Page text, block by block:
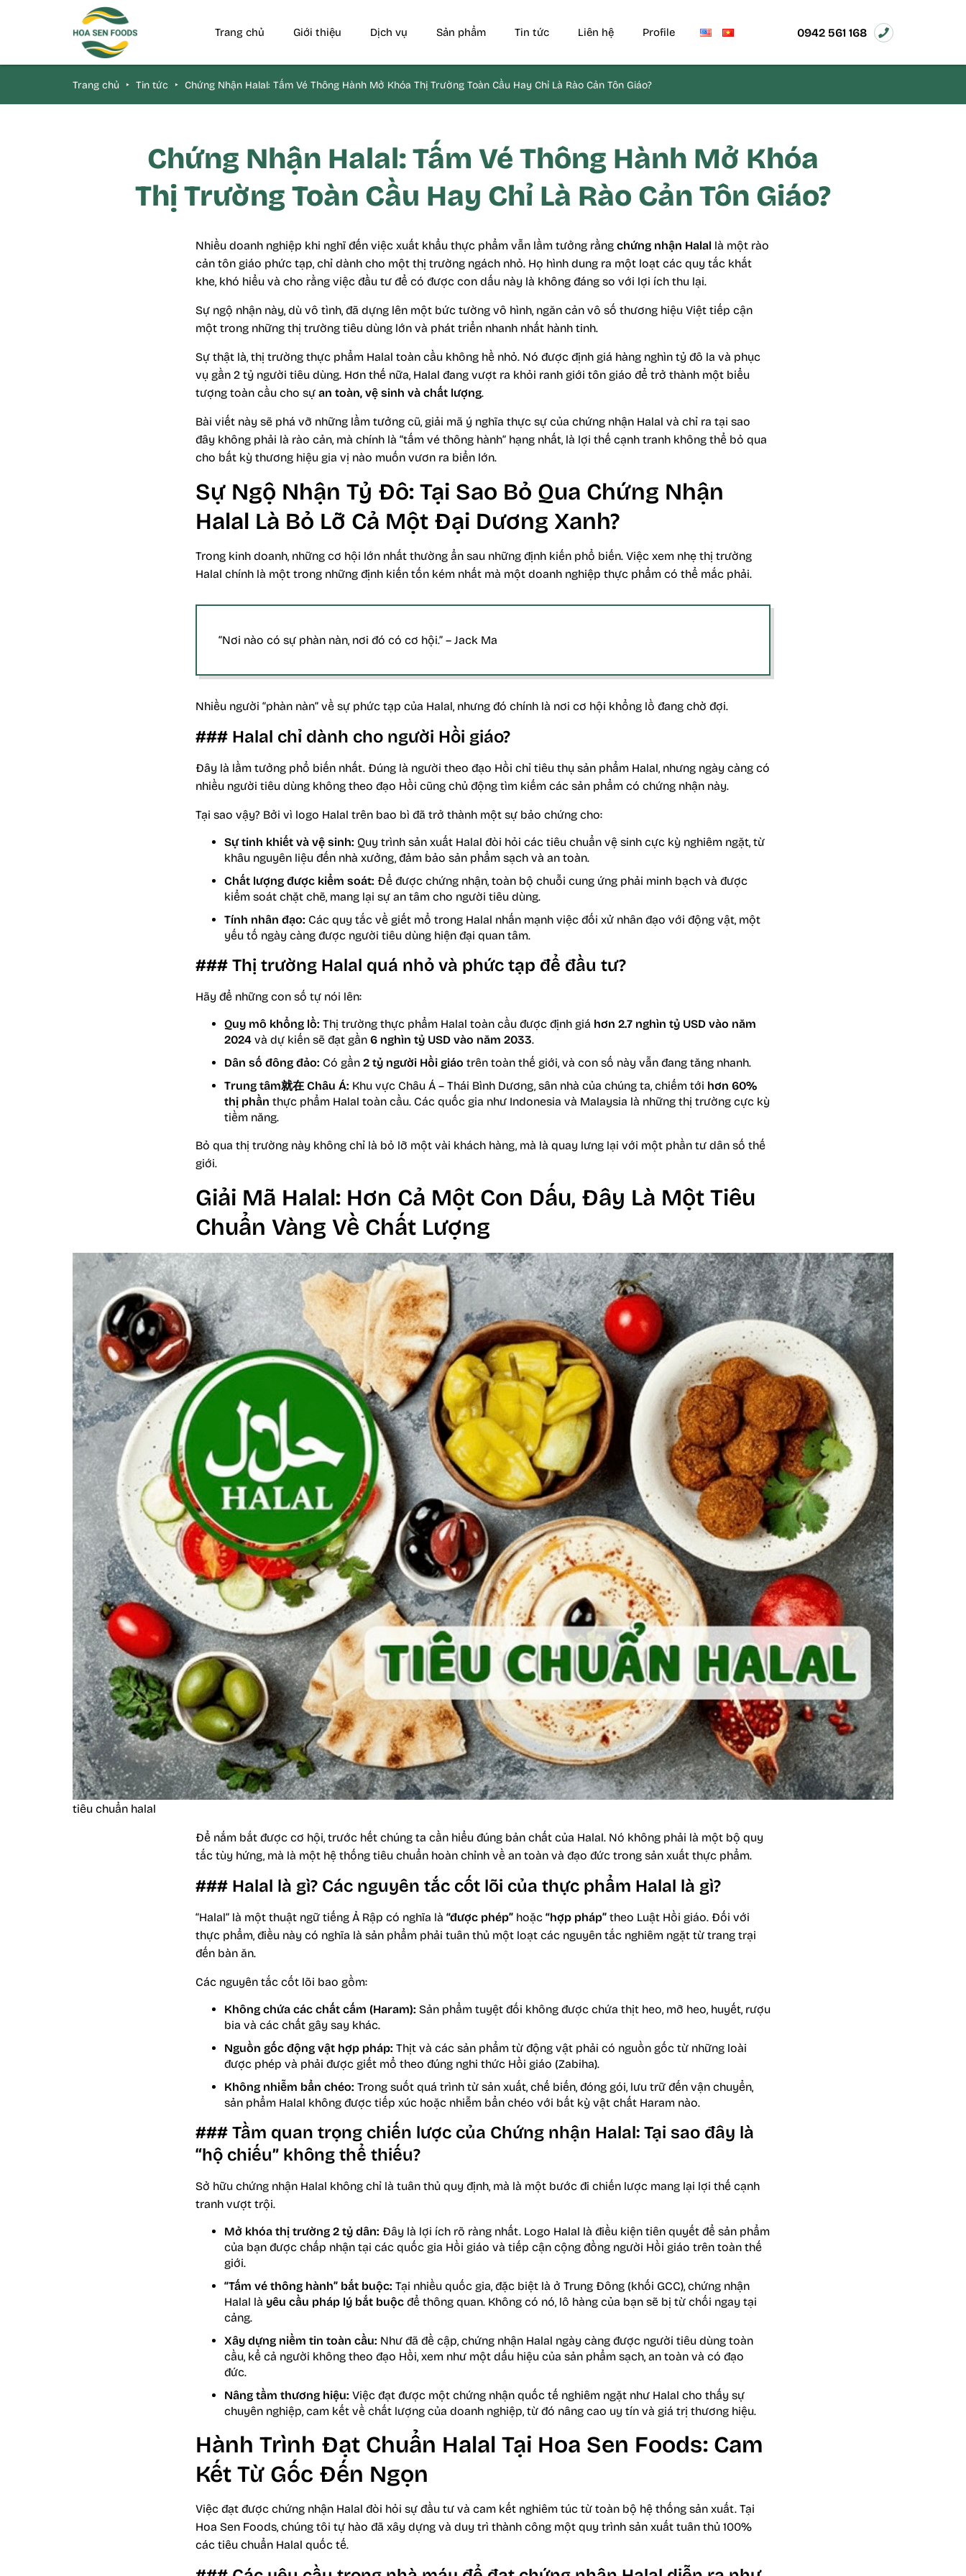
Trang chủ Giới thiệu Dịch vụ Sản phẩm Tin tức Liên hệ Profile 0942 561 168
Trang chủ ‣ Tin tức ‣ Chứng Nhận Halal: Tấm Vé Thông Hành Mở Khóa Thị Trường Toàn Cầu Hay Chỉ Là Rào Cản Tôn Giáo?
Chứng Nhận Halal: Tấm Vé Thông Hành Mở Khóa
Thị Trường Toàn Cầu Hay Chỉ Là Rào Cản Tôn Giáo?
Nhiều doanh nghiệp khi nghĩ đến việc xuất khẩu thực phẩm vẫn lầm tưởng rằng chứng nhận Halallà một rào
cản tôn giáo phức tạp, chỉ dành cho một thị trường ngách nhỏ. Họ hình dung ra một loạt các quy tắc khắt
khe, khó hiểu và cho rằng việc đầu tư để có được con dấu này là không đáng so với lợi ích thu lại.
Sự ngộ nhận này, dù vô tình, đã dựng lên một bức tường vô hình, ngăn cản vô số thương hiệu Việt tiếp cận
một trong những thị trường tiêu dùng lớn và phát triển nhanh nhất hành tinh.
Sự thật là, thị trường thực phẩm Halal toàn cầu không hề nhỏ. Nó được định giá hàng nghìn tỷ đô la và phục
vụ gần 2 tỷ người tiêu dùng. Hơn thế nữa, Halal đang vượt ra khỏi ranh giới tôn giáo để trở thành một biểu
tượng toàn cầu cho sự an toàn, vệ sinh và chất lượng.
Bài viết này sẽ phá vỡ những lầm tưởng cũ, giải mã ý nghĩa thực sự của chứng nhận Halal và chỉ ra tại sao
đây không phải là rào cản, mà chính là “tấm vé thông hành” hạng nhất, là lợi thế cạnh tranh không thể bỏ qua
cho bất kỳ thương hiệu gia vị nào muốn vươn ra biển lớn.
Sự Ngộ Nhận Tỷ Đô: Tại Sao Bỏ Qua Chứng Nhận
Halal Là Bỏ Lỡ Cả Một Đại Dương Xanh?
Trong kinh doanh, những cơ hội lớn nhất thường ẩn sau những định kiến phổ biến. Việc xem nhẹ thị trường
Halal chính là một trong những định kiến tốn kém nhất mà một doanh nghiệp thực phẩm có thể mắc phải.
“Nơi nào có sự phàn nàn, nơi đó có cơ hội.” – Jack Ma
Nhiều người “phàn nàn” về sự phức tạp của Halal, nhưng đó chính là nơi cơ hội khổng lồ đang chờ đợi.
### Halal chỉ dành cho người Hồi giáo?
Đây là lầm tưởng phổ biến nhất. Đúng là người theo đạo Hồi chỉ tiêu thụ sản phẩm Halal, nhưng ngày càng có
nhiều người tiêu dùng không theo đạo Hồi cũng chủ động tìm kiếm các sản phẩm có chứng nhận này.
Tại sao vậy? Bởi vì logo Halal trên bao bì đã trở thành một sự bảo chứng cho:
Sự tinh khiết và vệ sinh: Quy trình sản xuất Halal đòi hỏi các tiêu chuẩn vệ sinh cực kỳ nghiêm ngặt, từ
khâu nguyên liệu đến nhà xưởng, đảm bảo sản phẩm sạch và an toàn.
Chất lượng được kiểm soát: Để được chứng nhận, toàn bộ chuỗi cung ứng phải minh bạch và được
kiểm soát chặt chẽ, mang lại sự an tâm cho người tiêu dùng.
Tính nhân đạo: Các quy tắc về giết mổ trong Halal nhấn mạnh việc đối xử nhân đạo với động vật, một
yếu tố ngày càng được người tiêu dùng hiện đại quan tâm.
### Thị trường Halal quá nhỏ và phức tạp để đầu tư?
Hãy để những con số tự nói lên:
Quy mô khổng lồ: Thị trường thực phẩm Halal toàn cầu được định giá hơn 2.7 nghìn tỷ USD vào năm
2024và dự kiến sẽ đạt gần 6 nghìn tỷ USD vào năm 2033.
Dân số đông đảo: Có gần 2 tỷ người Hồi giáo trên toàn thế giới, và con số này vẫn đang tăng nhanh.
Trung tâm就在 Châu Á: Khu vực Châu Á – Thái Bình Dương, sân nhà của chúng ta, chiếm tới hơn 60%
thị phần thực phẩm Halal toàn cầu. Các quốc gia như Indonesia và Malaysia là những thị trường cực kỳ
tiềm năng.
Bỏ qua thị trường này không chỉ là bỏ lỡ một vài khách hàng, mà là quay lưng lại với một phần tư dân số thế
giới.
Giải Mã Halal: Hơn Cả Một Con Dấu, Đây Là Một Tiêu
Chuẩn Vàng Về Chất Lượng
tiêu chuẩn halal
Để nắm bắt được cơ hội, trước hết chúng ta cần hiểu đúng bản chất của Halal. Nó không phải là một bộ quy
tắc tùy hứng, mà là một hệ thống tiêu chuẩn hoàn chỉnh về an toàn và đạo đức trong sản xuất thực phẩm.
### Halal là gì? Các nguyên tắc cốt lõi của thực phẩm Halal là gì?
“Halal” là một thuật ngữ tiếng Ả Rập có nghĩa là “được phép”hoặc “hợp pháp”theo Luật Hồi giáo. Đối với
thực phẩm, điều này có nghĩa là sản phẩm phải tuân thủ một loạt các nguyên tắc nghiêm ngặt từ trang trại
đến bàn ăn.
Các nguyên tắc cốt lõi bao gồm:
Không chứa các chất cấm (Haram): Sản phẩm tuyệt đối không được chứa thịt heo, mỡ heo, huyết, rượu
bia và các chất gây say khác.
Nguồn gốc động vật hợp pháp: Thịt và các sản phẩm từ động vật phải có nguồn gốc từ những loài
được phép và phải được giết mổ theo đúng nghi thức Hồi giáo (Zabiha).
Không nhiễm bẩn chéo: Trong suốt quá trình từ sản xuất, chế biến, đóng gói, lưu trữ đến vận chuyển,
sản phẩm Halal không được tiếp xúc hoặc nhiễm bẩn chéo với bất kỳ vật chất Haram nào.
### Tầm quan trọng chiến lược của Chứng nhận Halal: Tại sao đây là
“hộ chiếu” không thể thiếu?
Sở hữu chứng nhận Halal không chỉ là tuân thủ quy định, mà là một bước đi chiến lược mang lại lợi thế cạnh
tranh vượt trội.
Mở khóa thị trường 2 tỷ dân: Đây là lợi ích rõ ràng nhất. Logo Halal là điều kiện tiên quyết để sản phẩm
của bạn được chấp nhận tại các quốc gia Hồi giáo và tiếp cận cộng đồng người Hồi giáo trên toàn thế
giới.
“Tấm vé thông hành” bắt buộc: Tại nhiều quốc gia, đặc biệt là ở Trung Đông (khối GCC), chứng nhận
Halal là yêu cầu pháp lý bắt buộcđể thông quan. Không có nó, lô hàng của bạn sẽ bị từ chối ngay tại
cảng.
Xây dựng niềm tin toàn cầu: Như đã đề cập, chứng nhận Halal ngày càng được người tiêu dùng toàn
cầu, kể cả người không theo đạo Hồi, xem như một dấu hiệu của sản phẩm sạch, an toàn và có đạo
đức.
Nâng tầm thương hiệu: Việc đạt được một chứng nhận quốc tế nghiêm ngặt như Halal cho thấy sự
chuyên nghiệp, cam kết về chất lượng của doanh nghiệp, từ đó nâng cao uy tín và giá trị thương hiệu.
Hành Trình Đạt Chuẩn Halal Tại Hoa Sen Foods: Cam
Kết Từ Gốc Đến Ngọn
Việc đạt được chứng nhận Halal đòi hỏi sự đầu tư và cam kết nghiêm túc từ toàn bộ hệ thống sản xuất. Tại
Hoa Sen Foods, chúng tôi tự hào đã xây dựng và duy trì thành công một quy trình sản xuất tuân thủ 100%
các tiêu chuẩn Halal quốc tế.